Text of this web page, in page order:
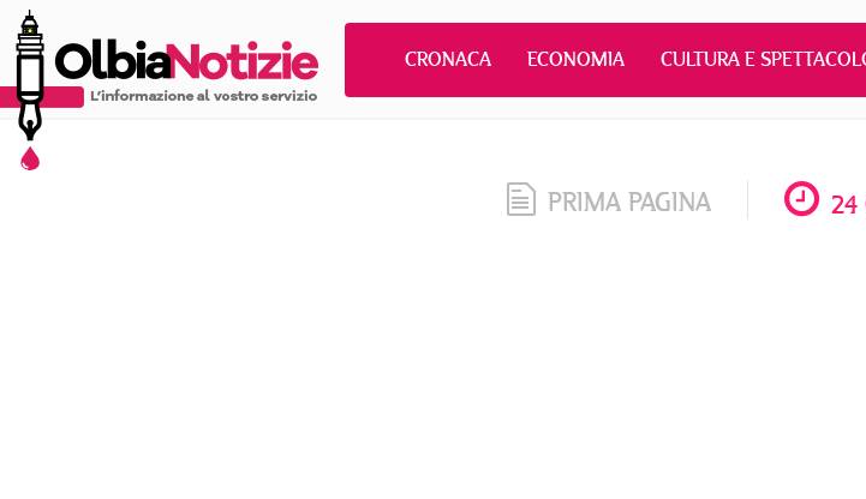
CRONACA ECONOMIA CULTURA E
PRIMA PAGINA 24